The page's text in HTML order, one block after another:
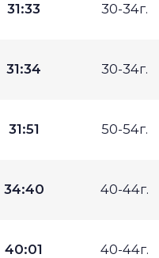
31:33 30-34г.
31:34 30-34г.
31:51 50-54г.
34:40 40-44г.
40:01 40-44г.